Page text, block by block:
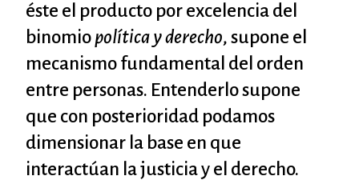
éste el producto por excelencia del
binomio política y derecho, supone el
mecanismo fundamental del orden
entre personas. Entenderlo supone
que con posterioridad podamos
dimensionar la base en que
interactúan la justicia y el derecho.